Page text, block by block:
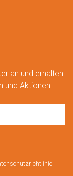
an und erhalten
und Aktionen.